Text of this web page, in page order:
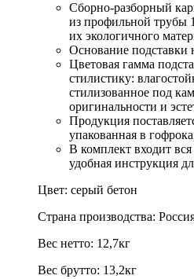
Сборно-разборный
из профильной
их экологичного
Основание подставки
Цветовая гамма
стилистику:
стилизованное под
оригинальности и
Продукция
упакованная в
В комплект входит
удобная инструкция
Цвет: серый бетон
Страна производства:
Вес нетто: 12,7кг
Вес брутто: 13,2кг